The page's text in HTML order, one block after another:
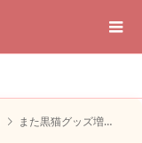
また黒猫グッズ増えてるにゃ